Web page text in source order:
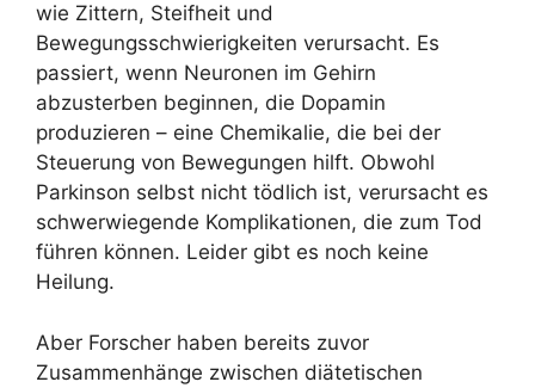
wie Zittern, Steifheit und
Bewegungsschwierigkeiten verursacht. Es
passiert, wenn Neuronen im Gehirn
abzusterben beginnen, die Dopamin
produzieren – eine Chemikalie, die bei der
Steuerung von Bewegungen hilft. Obwohl
Parkinson selbst nicht tödlich ist, verursacht es
schwerwiegende Komplikationen, die zum Tod
führen können. Leider gibt es noch keine
Heilung.
Aber Forscher haben bereits zuvor
Zusammenhänge zwischen diätetischen